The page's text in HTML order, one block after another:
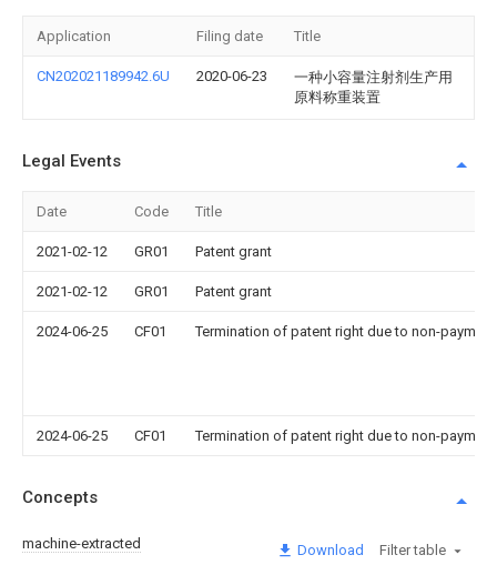
Application Filing date Title
CN202021189942.6U 2020-06-23
一种小容量注射剂生产用
原料称重装置
Legal Events
Date Code Title
2021-02-12 GR01 Patent grant
2021-02-12 GR01 Patent grant
2024-06-25 CF01 Termination of patent right due to non-
2024-06-25 CF01 Termination of patent right due to non-
Concepts
machine-extracted Download Filter table